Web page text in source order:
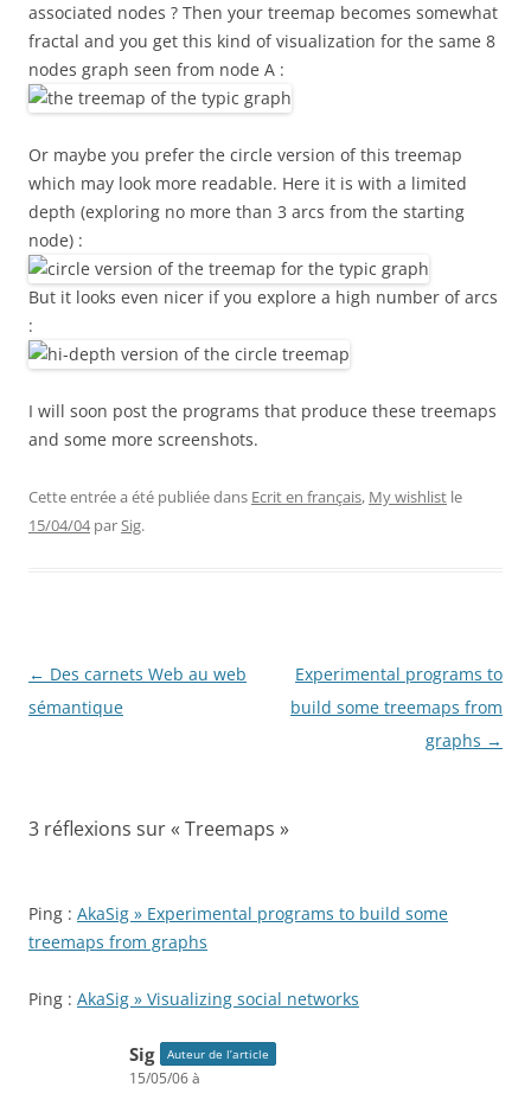
associated nodes ? Then your treemap becomes somewhat
fractal and you get this kind of visualization for the same 8
nodes graph seen from node A :
Or maybe you prefer the circle version of this treemap
which may look more readable. Here it is with a limited
depth (exploring no more than 3 arcs from the starting
node) :
But it looks even nicer if you explore a high number of arcs
:
I will soon post the programs that produce these treemaps
and some more screenshots.
Cette entrée a été publiée dans Ecrit en français, My wishlist le
15/04/04 parSig.
Navigation
des
← Des carnets Web au web
sémantique
Experimental programs to
build some treemaps from
graphs →
3 réflexions sur « Treemaps »
Ping : AkaSig » Experimental programs to build some
treemaps from graphs
Ping : AkaSig » Visualizing social networks
Sig Auteur de l’article
15/05/06 à